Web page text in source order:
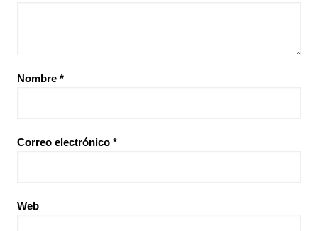
Nombre *
Correo electrónico *
Web